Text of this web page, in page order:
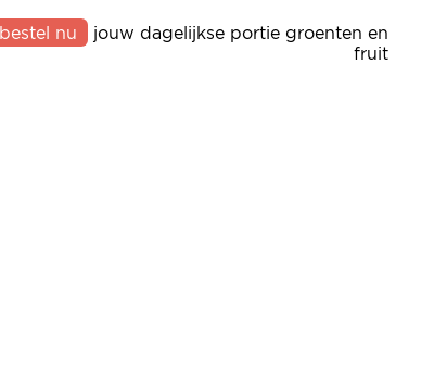
bestel nu
jouw dagelijkse portie groenten en
fruit